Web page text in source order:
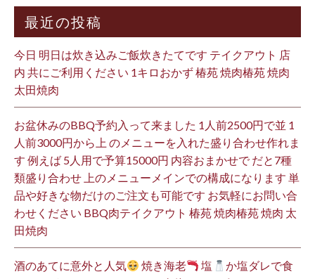
最近の投稿
今日 明日は炊き込みご飯炊きたてです テイクアウト 店
内 共にご利用ください 1キロおかず 椿苑 焼肉椿苑 焼肉
太田焼肉
お盆休みのBBQ予約入って来ました 1人前2500円で並 1
人前3000円から上 のメニューを入れた盛り合わせ作れま
す 例えば 5人用で予算15000円 内容おまかせで だと7種
類盛り合わせ 上のメニューメインでの構成になります 単
品や好きな物だけのご注文も可能です お気軽にお問い合
わせください BBQ肉テイクアウト 椿苑 焼肉椿苑 焼肉 太
田焼肉
酒のあてに意外と人気 焼き海老 塩
か塩ダレで食